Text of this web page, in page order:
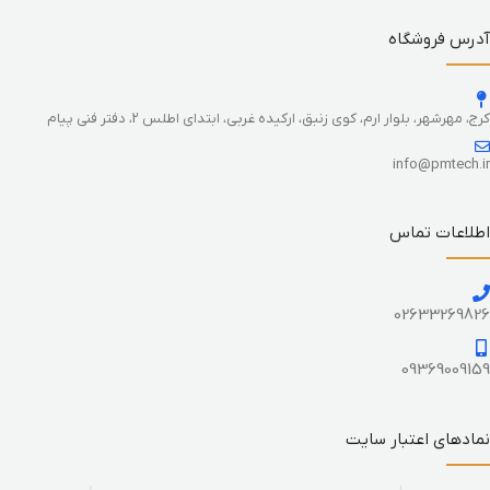
آدرس فروشگاه
کرج، مهرشهر، بلوار ارم، کوی زنبق، ارکیده غربی، ابتدای اطلس 2، دفتر فنی پیام
info@pmtech.ir
اطلاعات تماس
02633269826
09369009159
نمادهای اعتبار سایت